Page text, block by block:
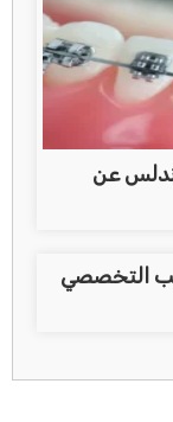
عن
التخصصي